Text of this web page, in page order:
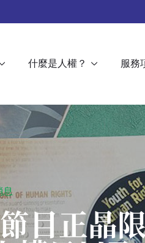
什麼是人權？ 服務
息
目正晶